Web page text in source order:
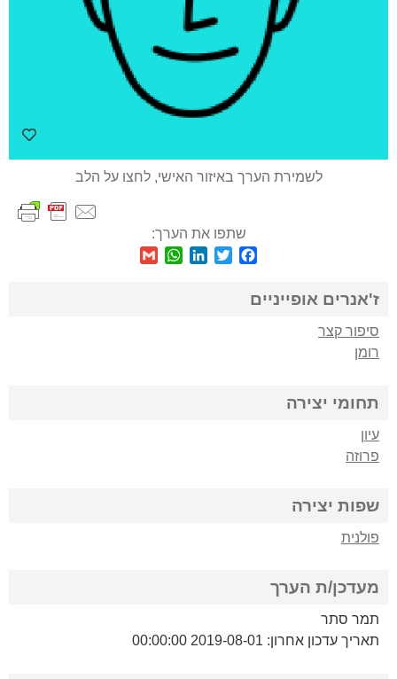
לשמירת הערך באיזור האישי, לחצו על הלב
שתפו את הערך:
Facebook
Twitter
LinkedIn
WhatsApp
ז'אנרים אופייניים
סיפור קצר
רומן
תחומי יצירה
עיון
פרוזה
שפות יצירה
פולנית
מעדכן/ת הערך
תמר סתר
תאריך עדכון אחרון: 2019-08-01 00:00:00